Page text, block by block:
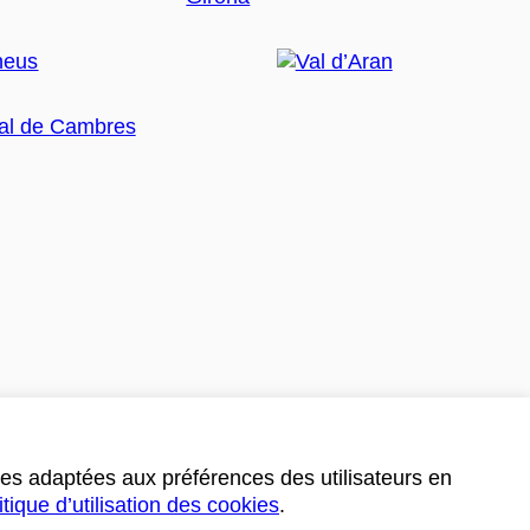
adaptées aux préférences des utilisateurs en
d’utilisation des cookies.